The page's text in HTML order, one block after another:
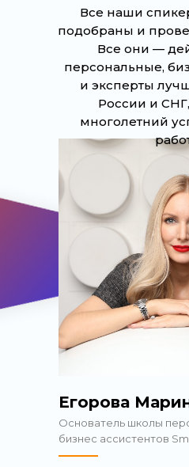
Егорова
Основатель школы
бизнес ассистентов
Все наши
подобраны и
Все они —
персональные,
и эксперты
России и
многолетний